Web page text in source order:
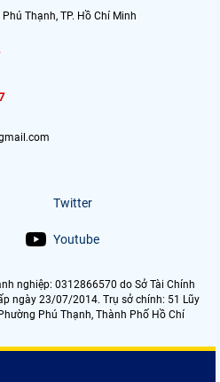
Thạnh, TP. Hồ Chí Minh
Twitter
Youtube
nghiệp: 0312866570 do Sở Tài Chính
ngày 23/07/2014. Trụ sở chính: 51 Lũy
Phú Thạnh, Thành Phố Hồ Chí